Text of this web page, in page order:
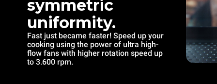
symmetric
uniformity.
Fast just became faster! Speed up your
cooking using the power of ultra high-
flow fans with higher rotation speed up
to 3.600 rpm.